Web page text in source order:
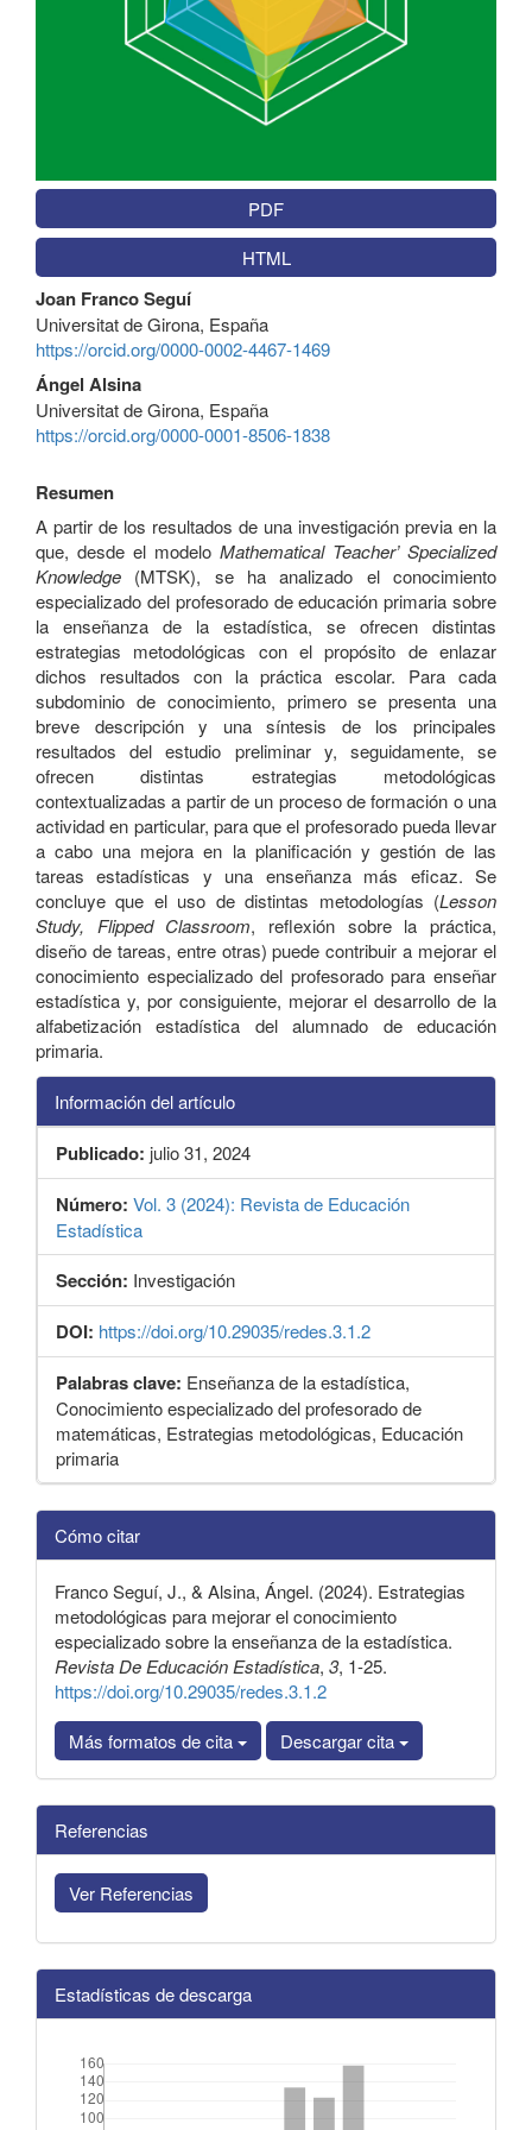
PDF
HTML
Contenido
principal
del
artículo
Joan Franco Seguí
Universitat de Girona, España
https://orcid.org/0000-0002-4467-1469
Ángel Alsina
Universitat de Girona, España
https://orcid.org/0000-0001-8506-1838
Resumen
A partir de los resultados de una investigación previa en la
que, desde el modelo Mathematical Teacher’ Specialized
Knowledge (MTSK), se ha analizado el conocimiento
especializado del profesorado de educación primaria sobre
la enseñanza de la estadística, se ofrecen distintas
estrategias metodológicas con el propósito de enlazar
dichos resultados con la práctica escolar. Para cada
subdominio de conocimiento, primero se presenta una
breve descripción y una síntesis de los principales
resultados del estudio preliminar y, seguidamente, se
ofrecen distintas estrategias metodológicas
contextualizadas a partir de un proceso de formación o una
actividad en particular, para que el profesorado pueda llevar
a cabo una mejora en la planificación y gestión de las
tareas estadísticas y una enseñanza más eficaz. Se
concluye que el uso de distintas metodologías (Lesson
Study, Flipped Classroom, reflexión sobre la práctica,
diseño de tareas, entre otras) puede contribuir a mejorar el
conocimiento especializado del profesorado para enseñar
estadística y, por consiguiente, mejorar el desarrollo de la
alfabetización estadística del alumnado de educación
primaria.
Información del artículo
Publicado: julio 31, 2024
Número: Vol. 3 (2024): Revista de Educación
Estadística
Sección: Investigación
DOI: https://doi.org/10.29035/redes.3.1.2
Palabras clave: Enseñanza de la estadística,
Conocimiento especializado del profesorado de
matemáticas, Estrategias metodológicas, Educación
primaria
Detalles
del
artículo
Cómo citar
Franco Seguí, J., & Alsina, Ángel. (2024). Estrategias
metodológicas para mejorar el conocimiento
especializado sobre la enseñanza de la estadística.
Revista De Educación Estadística, 3, 1-25.
https://doi.org/10.29035/redes.3.1.2
Más formatos de cita
Descargar cita
Referencias
Ver Referencias
Estadísticas de descarga